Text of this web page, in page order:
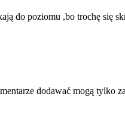
do poziomu ,bo trochę się
dodawać mogą tylko